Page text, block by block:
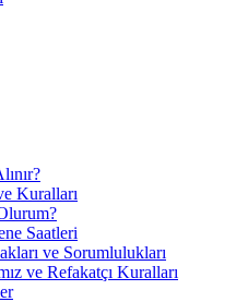
Kuralları
Saatleri
ve Sorumlulukları
ve Refakatçı Kuralları